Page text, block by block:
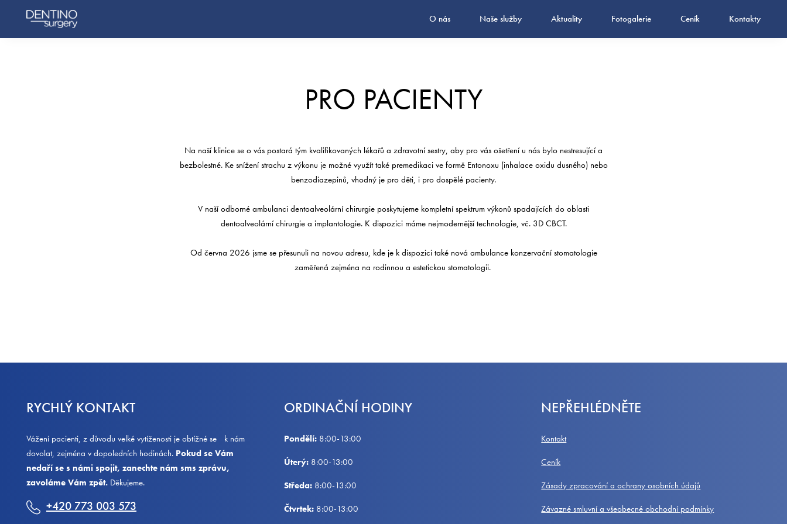
O nás Naše služby Aktuality Fotogalerie Ceník Kontakty
PRO PACIENTY
Na naší klinice se o vás postará tým kvalifikovaných lékařů a zdravotní sestry, aby pro vás ošetření u nás bylo nestresující a
bezbolestné. Ke snížení strachu z výkonu je možné využít také premedikaci ve formě Entonoxu (inhalace oxidu dusného) nebo
benzodiazepinů, vhodný je pro děti, i pro dospělé pacienty.
V naší odborné ambulanci dentoalveolární chirurgie poskytujeme kompletní spektrum výkonů spadajících do oblasti
dentoalveolární chirurgie a implantologie. K dispozici máme nejmodernější technologie, vč. 3D CBCT.
Od června 2026 jsme se přesunuli na novou adresu, kde je k dispozici také nová ambulance konzervační stomatologie
zaměřená zejména na rodinnou a estetickou stomatologii.
RYCHLÝ KONTAKT
Vážení pacienti, z důvodu velké vytíženosti je obtížné se k nám
dovolat, zejména v dopoledních hodinách. Pokud se Vám
nedaří se s námi spojit, zanechte nám sms zprávu,
zavoláme Vám zpět. Děkujeme.
+420 773 003 573
ORDINAČNÍ HODINY
Pondělí:8:00-13:00
Úterý: 8:00-13:00
Středa:8:00-13:00
Čtvrtek:8:00-13:00
NEPŘEHLÉDNĚTE
Kontakt
Ceník
Zásady zpracování a ochrany osobních údajů
Závazné smluvní a všeobecné obchodní podmínky